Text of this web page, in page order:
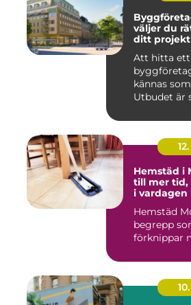
väljer du
ditt projekt
Att hitta
kännas
Utbudet är
Hemstäd i
till mer tid,
i vardagen
Hemstäd
begrepp
förknippar